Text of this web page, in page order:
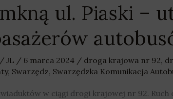
ul. Piaski –
JL / 6 marca 2024 / droga krajowa nr 92,
, Swarzędz, Swarzędzka Komunikacja
w ciągi drogi krajowej nr 92. Ruch